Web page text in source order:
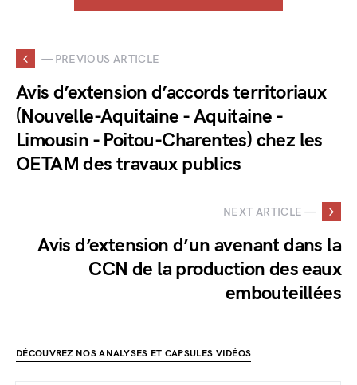
— PREVIOUS ARTICLE
Avis d’extension d’accords territoriaux
(Nouvelle-Aquitaine - Aquitaine -
Limousin - Poitou-Charentes) chez les
OETAM des travaux publics
NEXT ARTICLE —
Avis d’extension d’un avenant dans la
CCN de la production des eaux
embouteillées
DÉCOUVREZ NOS ANALYSES ET CAPSULES VIDÉOS